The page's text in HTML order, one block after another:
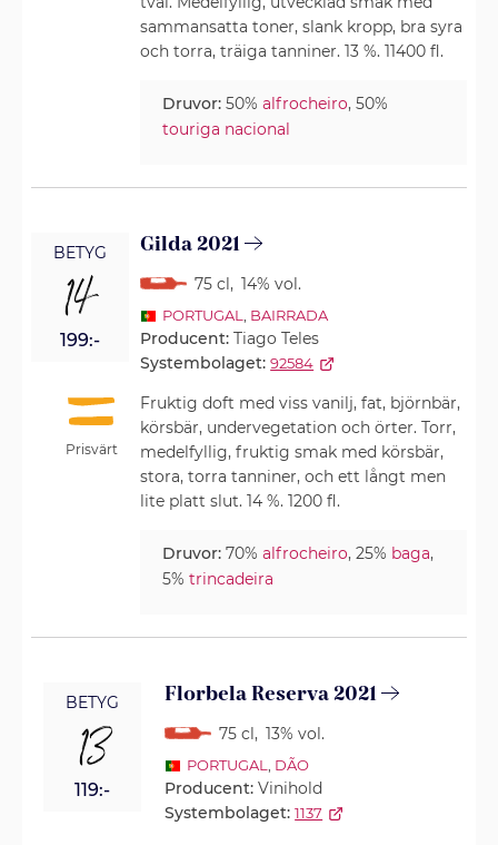
sammansatta toner, slank kropp, bra syra
och torra, träiga tanniner. 13 %. 11400 fl.
Druvor: 50%alfrocheiro, 50%
touriga nacional
BETYG
14
199:-
Prisvärt
Gilda 2021
75 cl, 14% vol.
PORTUGAL BAIRRADA
Producent:Tiago Teles
Systembolaget: 92584
Fruktig doft med viss vanilj, fat, björnbär,
körsbär, undervegetation och örter. Torr,
medelfyllig, fruktig smak med körsbär,
stora, torra tanniner, och ett långt men
lite platt slut. 14 %. 1200 fl.
Druvor: 70%alfrocheiro, 25% baga,
5%trincadeira
BETYG
13
119:-
Florbela Reserva 2021
75 cl, 13% vol.
PORTUGAL DÃO
Producent:Vinihold
Systembolaget: 1137